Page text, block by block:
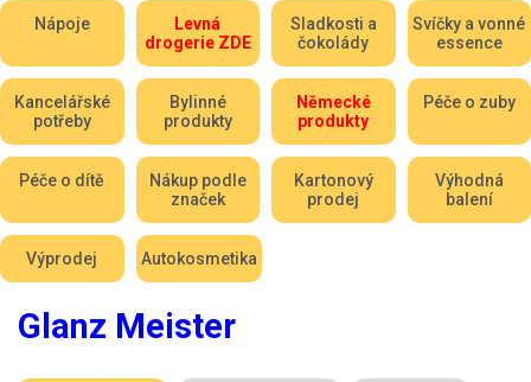
Nápoje
Levná
drogerie ZDE
Sladkosti a
čokolády
Svíčky a vonné
essence
Kancelářské
potřeby
Bylinné
produkty
Německé
produkty
Péče o zuby
Péče o dítě
Nákup podle
značek
Kartonový
prodej
Výhodná
balení
Výprodej Autokosmetika
Glanz Meister